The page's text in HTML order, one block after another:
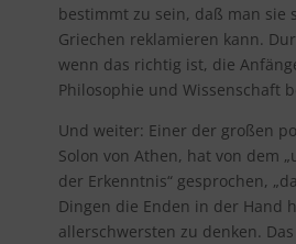
bestimmt zu sein, daß man sie
Griechen reklamieren kann.
wenn das richtig ist, die
Philosophie und Wissenschaft
Und weiter: Einer der großen
Solon von Athen, hat von dem
der Erkenntnis“ gesprochen,
Dingen die Enden in der Hand
allerschwersten zu denken.